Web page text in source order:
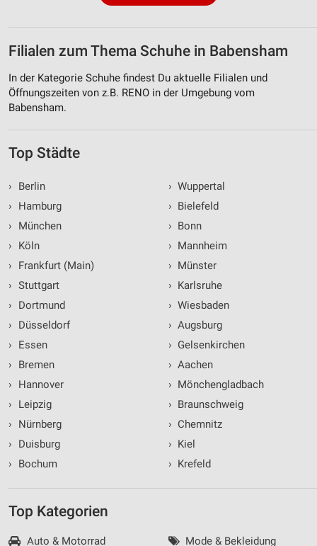
Filialen zum Thema Schuhe in Babensham
In der Kategorie Schuhe findest Du aktuelle Filialen und
Öffnungszeiten von z.B. RENO in der Umgebung vom
Babensham.
Top Städte
›
Berlin
›
Hamburg
›
München
›
Köln
›
Frankfurt (Main)
› Stuttgart
›
Dortmund
›
Düsseldorf
›
Essen
›
Bremen
›
Hannover
›
Leipzig
›
Nürnberg
›
Duisburg
›
Bochum
› Wuppertal
› Bielefeld
› Bonn
› Mannheim
› Münster
› Karlsruhe
› Wiesbaden
› Augsburg
› Gelsenkirchen
› Aachen
› Mönchengladbach
› Braunschweig
› Chemnitz
› Kiel
› Krefeld
Top Kategorien
Auto & Motorrad
Mode & Bekleidung